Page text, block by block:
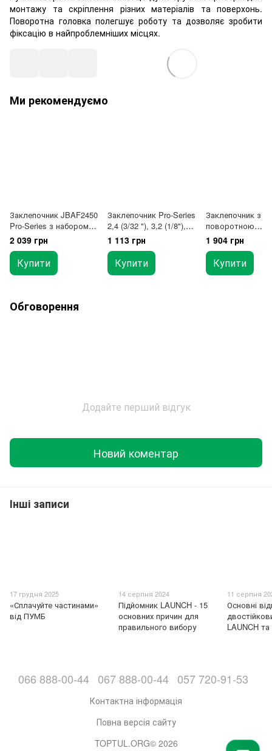
монтажу та скріплення різних матеріалів та поверхонь.
Поворотна головка полегшує роботу та дозволяє зробити
фіксацію в найпроблемніших місцях.
Ми рекомендуємо
Заклепочник JBAF2450
Pro-Series з набором
заклепок 151од.
2 039 грн
Купити
Заклепочник Pro-Series
2,4 (3/32 "), 3,2 (1/8"),
4,0 (5/32 "), 4,8 (3/16")
1 113 грн
Купити
Заклепочник з
поворотною
головкою 2,4
мм
1 904 грн
Купити
Обговорення
Додайте перший відгук
Новий коментар
Інші записи
17 грудня 2025
«Сплачуйте частинами»
від ПУМБ
14 серпня 2024
Підйомник LAUNCH - 15
основних причин для
правильного вибору
11 серпня
Основні
LAUNCH
066 888-00-44 067 888-00-44 057 720-91-53
Контактна інформація
Повна версія сайту
TOPTUL.ORG© 2026